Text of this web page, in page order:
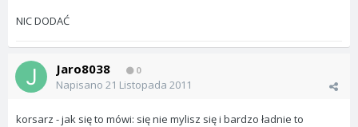
NIC DODAĆ
Jaro8038 0
Napisano 21 Listopada 2011
korsarz - jak się to mówi: się nie mylisz się i bardzo ładnie to